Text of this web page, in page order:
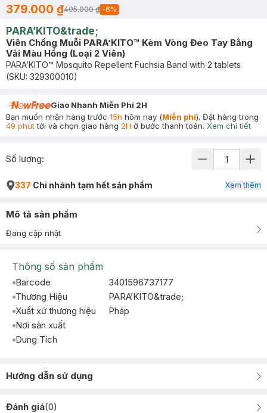
379.000 ₫405.000 ₫ -6%
PARA’KITO&trade;
Viên Chống Muỗi PARA’KITO™ Kèm Vòng Đeo Tay Bằng
Vải Màu Hồng (Loại 2 Viên)
PARA’KITO™ Mosquito Repellent Fuchsia Band with 2 tablets
(SKU: 329300010)
Giao Nhanh Miễn Phí 2H
Bạn muốn nhận hàng trước 15h hôm nay (Miễn phí). Đặt hàng trong
49 phúttới và chọn giao hàng 2H ở bước thanh toán. Xem chi tiết
Số lượng:
337 Chi nhánh tạm hết sản phẩm Xem thêm
Mô tả sản phẩm
Đang cập nhật
Thông số sản phẩm
Barcode
3401596737177
Thương Hiệu
PARA’KITO&trade;
Xuất xứ thương hiệu
Pháp
Nơi sản xuất
Dung Tích
Hướng dẫn sử dụng
Đánh giá(0)